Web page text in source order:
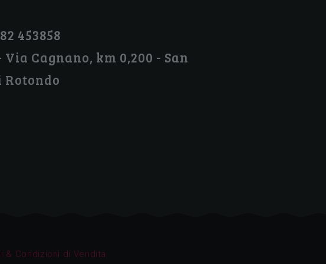
453858
Via Cagnano, km 0,200 - San
& Condizioni di Vendita